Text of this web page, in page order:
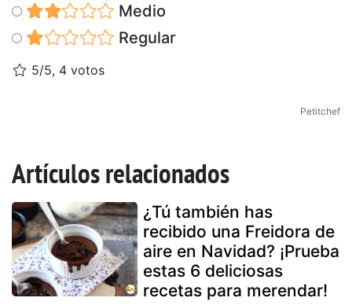
Medio
Regular
5/5, 4 votos
Petitchef
Artículos relacionados
¿Tú también has
recibido una Freidora de
aire en Navidad? ¡Prueba
estas 6 deliciosas
recetas para merendar!